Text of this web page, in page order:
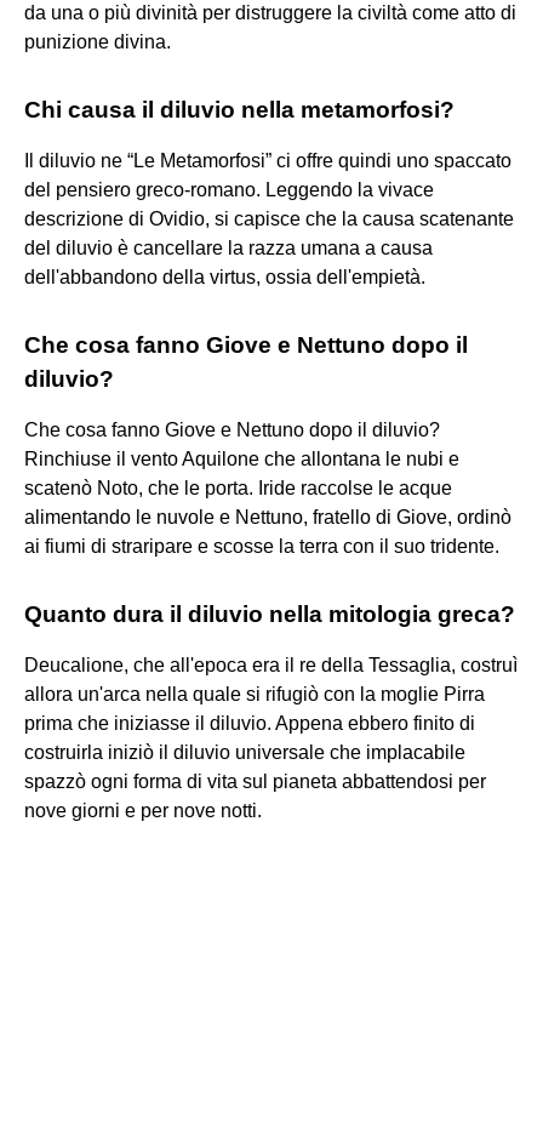
da una o più divinità per distruggere la civiltà come atto di
punizione divina.
Chi causa il diluvio nella metamorfosi?
Il diluvio ne “Le Metamorfosi” ci offre quindi uno spaccato
del pensiero greco-romano. Leggendo la vivace
descrizione di Ovidio, si capisce che la causa scatenante
del diluvio è cancellare la razza umana a causa
dell'abbandono della virtus, ossia dell'empietà.
Che cosa fanno Giove e Nettuno dopo il
diluvio?
Che cosa fanno Giove e Nettuno dopo il diluvio?
Rinchiuse il vento Aquilone che allontana le nubi e
scatenò Noto, che le porta. Iride raccolse le acque
alimentando le nuvole e Nettuno, fratello di Giove, ordinò
ai fiumi di straripare e scosse la terra con il suo tridente.
Quanto dura il diluvio nella mitologia greca?
Deucalione, che all'epoca era il re della Tessaglia, costruì
allora un'arca nella quale si rifugiò con la moglie Pirra
prima che iniziasse il diluvio. Appena ebbero finito di
costruirla iniziò il diluvio universale che implacabile
spazzò ogni forma di vita sul pianeta abbattendosi per
nove giorni e per nove notti.